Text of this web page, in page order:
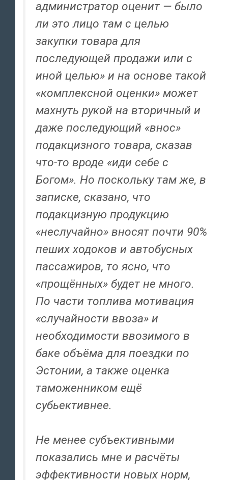
администратор оценит — было
ли это лицо там с целью
закупки товара для
последующей продажи или с
иной целью» и на основе такой
«комплексной оценки» может
махнуть рукой на вторичный и
даже последующий «внос»
подакцизного товара, сказав
что-то вроде «иди себе с
Богом». Но поскольку там же, в
записке, сказано, что
подакцизную продукцию
«неслучайно» вносят почти 90%
пеших ходоков и автобусных
пассажиров, то ясно, что
«прощённых» будет не много.
По части топлива мотивация
«случайности ввоза» и
необходимости ввозимого в
баке объёма для поездки по
Эстонии, а также оценка
таможенником ещё
субьективнее.
Не менее субъективными
показались мне и расчёты
эффективности новых норм,